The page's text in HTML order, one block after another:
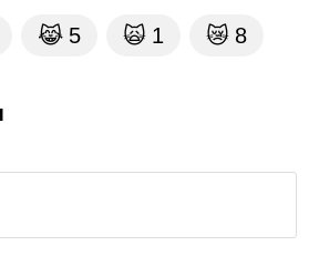
😹 5 🙀 1 😿 8